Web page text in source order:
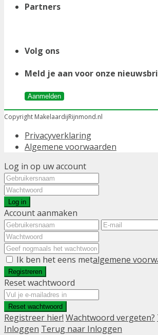
Partners
Volg ons
Meld je aan voor onze
Aanmelden
Copyright MakelaardijRijnmond.nl
Privacyverklaring
Algemene voorwaarden
Log in op uw account
Log in
Account aanmaken
Ik ben het eens metalgemene
Registreren
Reset wachtwoord
Reset wachtwoord
Registreer hier! Wachtwoord vergeten?
Inloggen Terug naar Inloggen